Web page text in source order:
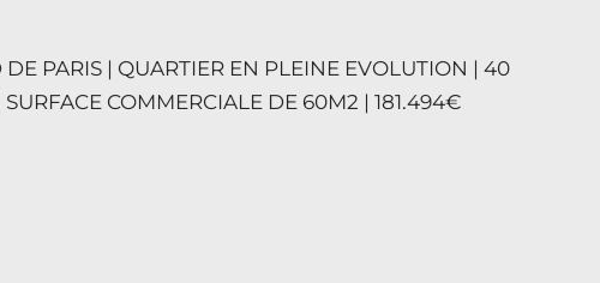
PARIS | QUARTIER EN PLEINE EVOLUTION | 40
COMMERCIALE DE 60M2 | 181.494€